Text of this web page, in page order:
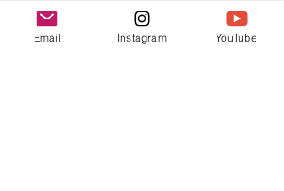
18:00 - 20:00
2 heures
Email Instagram YouTube